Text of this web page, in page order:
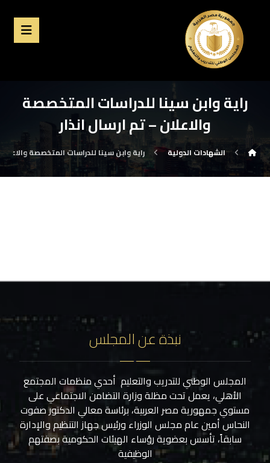
راية وابن سينا للدراسات المتخصصة
والاعلان – تم ارسال انذار
الشهادات الدولية راية وابن سينا للدراسات المتخصصة
نبذة عن المجلس
المجلس الوطني للتدريب والتعليم أحدي منظمات المجتمع
الأهلي، يعمل تحت مظلة وزارة التضامن الاجتماعي على
مستوي جمهورية مصر العربية، برئاسة معالي الدكتور صفوت
النحاس أمين عام مجلس الوزراء ورئيس جهاز التنظيم والإدارة
سابقاً، تأسس بعضوية رؤساء الهيئات الحكومية بصفتهم
الوظيفية